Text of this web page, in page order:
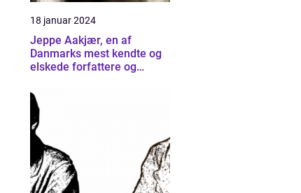
18 januar 2024
Jeppe Aakjær, en af
Danmarks mest kendte og
elskede forfattere og
sine smukke sange